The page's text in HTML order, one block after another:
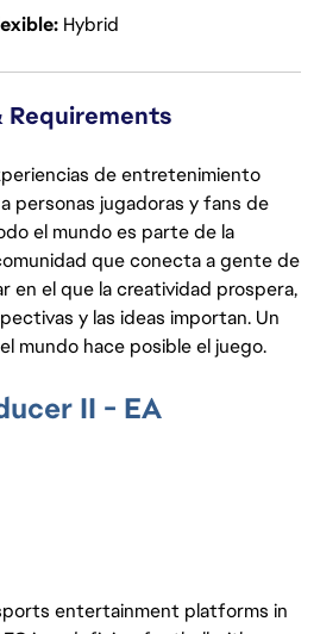
Hybrid
Requirements
de entretenimiento
personas jugadoras y fans de
el mundo es parte de la
que conecta a gente de
en el que la creatividad prospera,
y las ideas importan. Un
mundo hace posible el juego.
II - EA
entertainment platforms in